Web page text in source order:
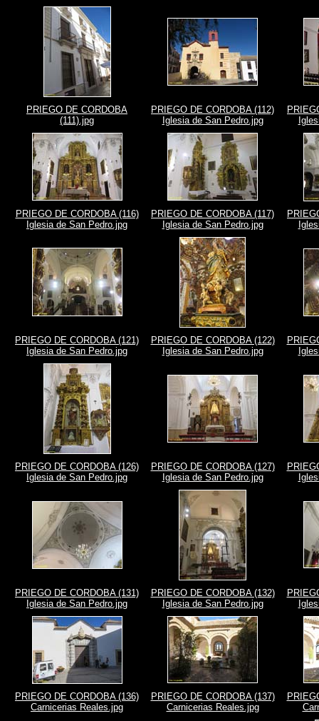
PRIEGO DE CORDOBA
(111).jpg
PRIEGO DE CORDOBA (112)
Iglesia de San Pedro.jpg
PRIEGO DE CORDOBA (116)
Iglesia de San Pedro.jpg
PRIEGO DE CORDOBA (117)
Iglesia de San Pedro.jpg
PRIEGO DE CORDOBA (121)
Iglesia de San Pedro.jpg
PRIEGO DE CORDOBA (122)
Iglesia de San Pedro.jpg
PRIEGO DE CORDOBA (126)
Iglesia de San Pedro.jpg
PRIEGO DE CORDOBA (127)
Iglesia de San Pedro.jpg
PRIEGO DE CORDOBA (131)
Iglesia de San Pedro.jpg
PRIEGO DE CORDOBA (132)
Iglesia de San Pedro.jpg
PRIEGO DE CORDOBA (136)
Carnicerias Reales.jpg
PRIEGO DE CORDOBA (137)
Carnicerias Reales.jpg